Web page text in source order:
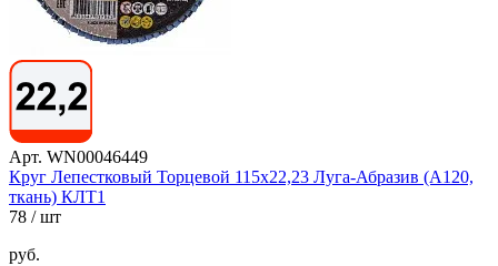
Арт. WN00046449
Круг Лепестковый Торцевой 115х22,23 Луга-Абразив (А120,
ткань) КЛТ1
78 / шт
руб.